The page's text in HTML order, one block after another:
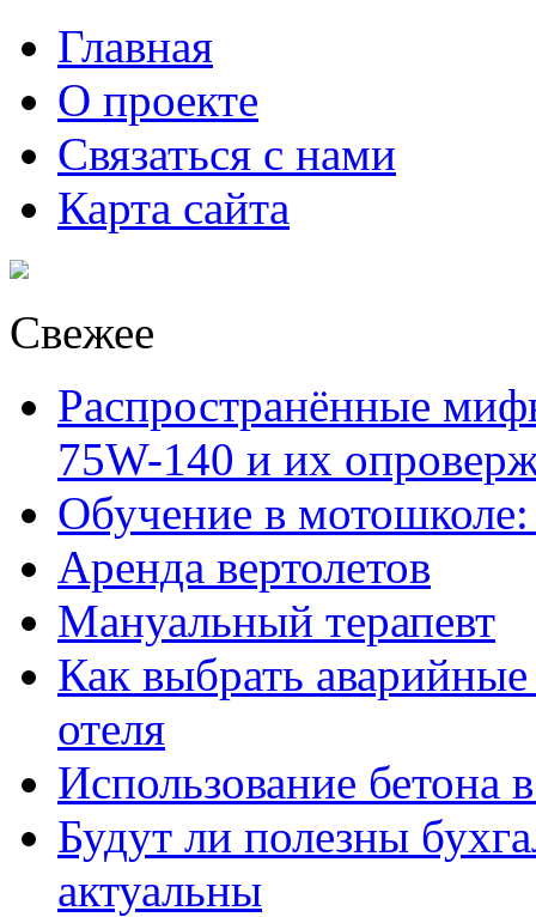
Главная
О проекте
Связаться с нами
Карта сайта
Свежее
Распространённые
75W-140 и их
Обучение в
Аренда вертолетов
Мануальный терапевт
Как выбрать
отеля
Использование бетона
Будут ли полезны
актуальны